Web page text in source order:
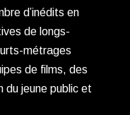
d’inédits en
de longs-
métrages
de films, des
jeune public et